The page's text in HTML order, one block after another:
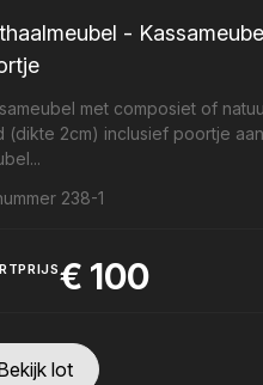
-
met composiet of
(dikte 2cm) inclusief poortje
238-1
€ 100
lot